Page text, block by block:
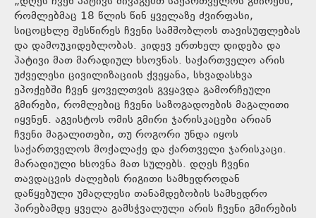
რომლებმაც 18 წლის წინ ყველაზე ძვირფასი,
სიცოცხლე შესწირეს ჩვენი სამშობლოს თავისუფლებას
და დამოუკიდებლობას. კიდევ ერთხელ დიდება და
პატივი მათ მარადიულ ხსოვნას. საქართველო არის
უძველესი ცივილიზაციის ქვეყანა, სხვადასხვა
ეპოქებში ჩვენ ყოველთვის გვყავდა გამორჩეული
გმირები, რომლებიც ჩვენი საზოგადოების მაგალითი
იყვნენ. აგვისტოს ომის გმირი ჯარისკაცები არიან
ჩვენი მაგალითები, თუ როგორი უნდა იყოს
საქართველოს მოქალაქე და ქართველი ჯარისკაცი.
მარადიული ხსოვნა მათ სულებს. დღეს ჩვენი
თავდაცვის ძალების რიგითი სამხედროდან
დაწყებული უმაღლესი თანამდებობის სამხედრო
პირებამდე ყველა გამსჭვალული არის ჩვენი გმირების